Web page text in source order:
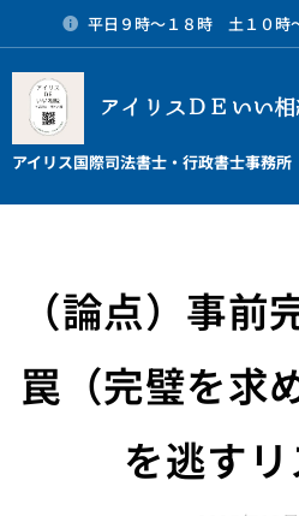
平日９時～１８時 土１０時
アイリスＤＥいい
アイリス国際司法書士・行政書士事務所
（論点）事前
罠（完璧を求
を逃すリ